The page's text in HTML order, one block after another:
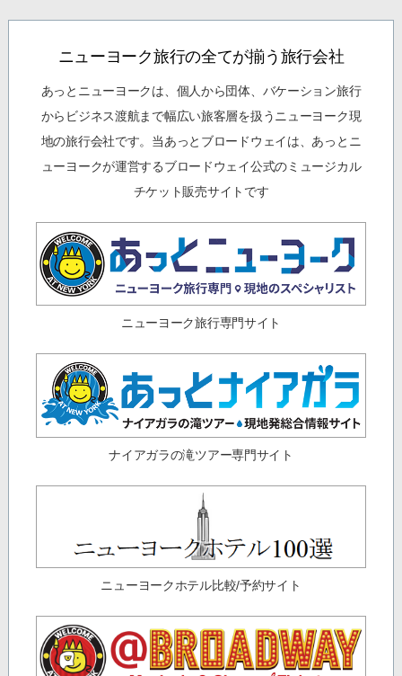
ニューヨーク旅行の全てが揃う旅行会社
あっとニューヨークは、個人から団体、バケーション旅行
からビジネス渡航まで幅広い旅客層を扱うニューヨーク現
地の旅行会社です。当あっとブロードウェイは、あっとニ
ューヨークが運営するブロードウェイ公式のミュージカル
チケット販売サイトです
ニューヨーク旅行専門サイト
ナイアガラの滝ツアー専門サイト
ニューヨークホテル比較/予約サイト